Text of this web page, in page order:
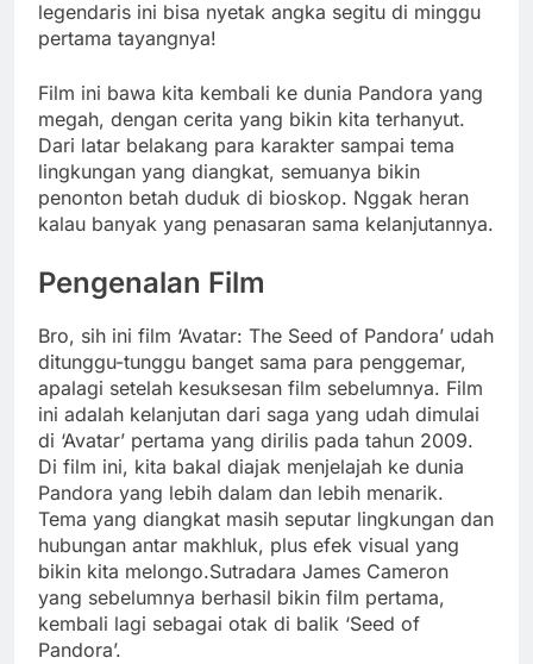
legendaris ini bisa nyetak angka segitu di minggu
pertama tayangnya!
Film ini bawa kita kembali ke dunia Pandora yang
megah, dengan cerita yang bikin kita terhanyut.
Dari latar belakang para karakter sampai tema
lingkungan yang diangkat, semuanya bikin
penonton betah duduk di bioskop. Nggak heran
kalau banyak yang penasaran sama kelanjutannya.
Pengenalan Film
Bro, sih ini film ‘Avatar: The Seed of Pandora’ udah
ditunggu-tunggu banget sama para penggemar,
apalagi setelah kesuksesan film sebelumnya. Film
ini adalah kelanjutan dari saga yang udah dimulai
di ‘Avatar’ pertama yang dirilis pada tahun 2009.
Di film ini, kita bakal diajak menjelajah ke dunia
Pandora yang lebih dalam dan lebih menarik.
Tema yang diangkat masih seputar lingkungan dan
hubungan antar makhluk, plus efek visual yang
bikin kita melongo.Sutradara James Cameron
yang sebelumnya berhasil bikin film pertama,
kembali lagi sebagai otak di balik ‘Seed of
Pandora’.